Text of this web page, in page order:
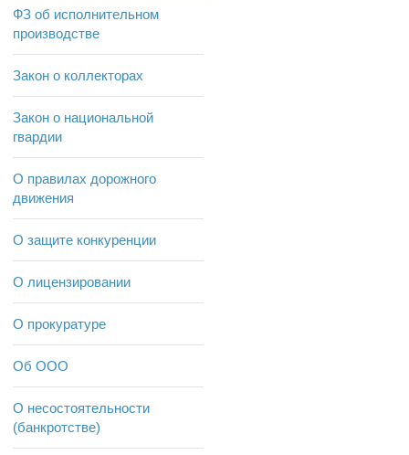
ФЗ об исполнительном
производстве
Закон о коллекторах
Закон о национальной
гвардии
О правилах дорожного
движения
О защите конкуренции
О лицензировании
О прокуратуре
Об ООО
О несостоятельности
(банкротстве)